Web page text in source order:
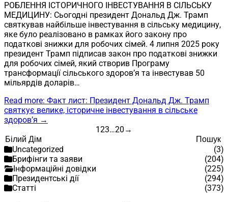
РОБЛЕННЯ ІСТОРИЧНОГО ІНВЕСТУВАННЯ В СІЛЬСЬКУ
МЕДИЦИНУ: Сьогодні президент Дональд Дж. Трамп
святкував найбільше інвестування в сільську медицину,
яке було реалізовано в рамках його закону про
податкові знижки для робочих сімей. 4 липня 2025 року
президент Трамп підписав закон про податкові знижки
для робочих сімей, який створив Програму
трансформації сільського здоров’я та інвестував 50
мільярдів доларів…
Read more: Факт лист: Президент Дональд Дж. Трамп
святкує велике, історичне інвестування в сільське
здоров’я →
Artikkelien sivutus
123…20 →
Пошук
Пошук
Uncategorized
(3)
Брифінги та заяви
(204)
Інформаційні довідки
(225)
Президентські дії
(294)
Статті
(373)